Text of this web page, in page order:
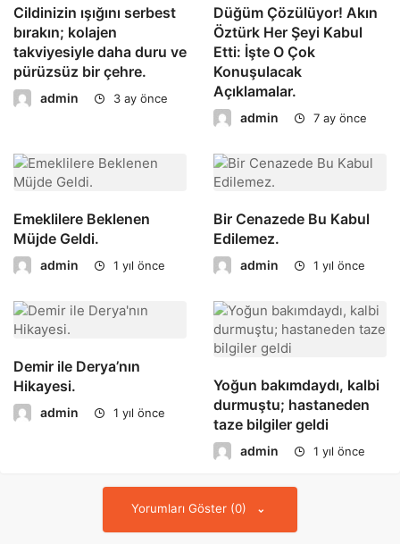
Cildinizin ışığını serbest
bırakın; kolajen
takviyesiyle daha duru ve
pürüzsüz bir çehre.
admin 3 ay önce
Düğüm Çözülüyor! Akın
Öztürk Her Şeyi Kabul
Etti: İşte O Çok
Konuşulacak
Açıklamalar.
admin 7 ay önce
Emeklilere Beklenen
Müjde Geldi.
admin 1 yıl önce
Bir Cenazede Bu Kabul
Edilemez.
admin 1 yıl önce
Demir ile Derya’nın
Hikayesi.
admin 1 yıl önce
Yoğun bakımdaydı, kalbi
durmuştu; hastaneden
taze bilgiler geldi
admin 1 yıl önce
Yorumları Göster (0)